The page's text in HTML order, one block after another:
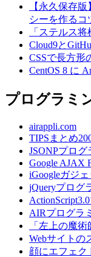
【永久保存
シーを作るコ
「ステルス
Cloud9と
CSSで長方形
CentOS 8 に
プログラミ
airappli.com
TIPSまとめ
JSONPプロ
Google AJAX
iGoogleガジ
jQueryプログ
AIRプログラ
「左上の魔
Webサイトの
顔にエフェク